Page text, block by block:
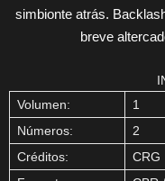
simbionte atrás.
breve
Volumen:
1
Números:
2
Créditos:
CRG